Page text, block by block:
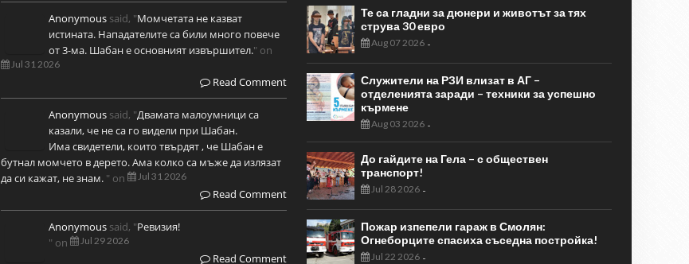
Anonymous said, "Момчетата не казват
истината. Нападателите са били много повече
от 3-ма. Шабан е основният извършител." on
Jul 31 2026
Read Comment
Anonymous said, "Двамата малоумници са
казали, че не са го видели при Шабан.
Има свидетели, които твърдят , че Шабан е
бутнал момчето в дерето. Ама колко са мъже да излязат
да си кажат, не знам. " on Jul 31 2026
Read Comment
Anonymous said, "Ревизия!
" on
Jul 29 2026
Read Comment
Те са гладни за дюнери и животът за тях
струва 30 евро
Aug 07 2026-
Служители на РЗИ влизат в АГ –
отделенията заради – техники за успешно
кърмене
Aug 03 2026-
До гайдите на Гела – с обществен
транспорт!
Jul 28 2026-
Пожар изпепели гараж в Смолян:
Огнеборците спасиха съседна постройка!
Jul 22 2026-